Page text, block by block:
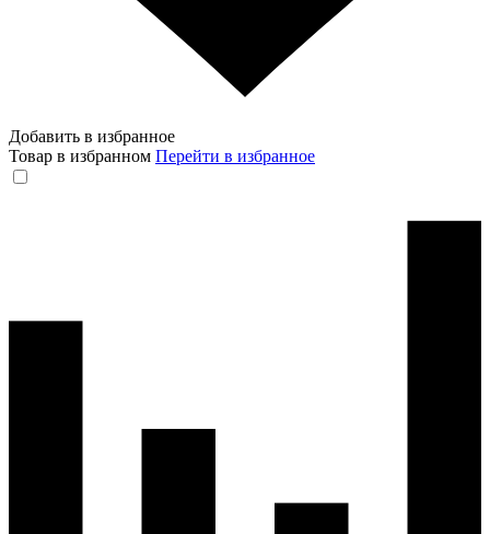
Добавить в избранное
Товар в избранном Перейти в избранное